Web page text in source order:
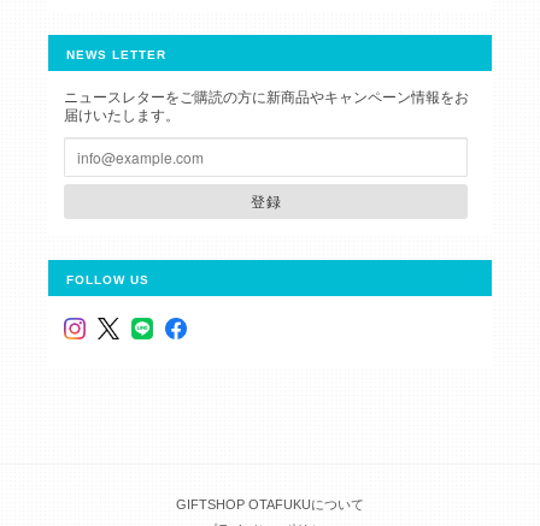
NEWS LETTER
ニュースレターをご購読の方に新商品やキャンペーン情報をお
届けいたします。
登録
FOLLOW US
GIFTSHOP OTAFUKUについて